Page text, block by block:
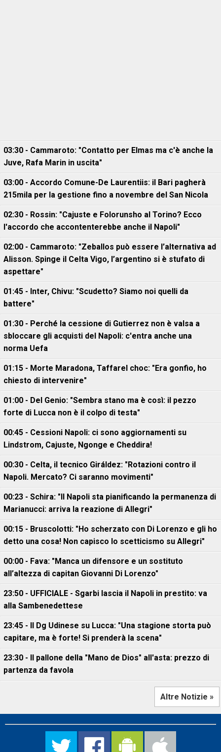
03:30 - Cammaroto: "Contatto per Elmas ma c'è anche la
Juve, Rafa Marin in uscita"
03:00 - Accordo Comune-De Laurentiis: il Bari pagherà
215mila per la gestione fino a novembre del San Nicola
02:30 - Rossin: "Cajuste e Folorunsho al Torino? Ecco
l'accordo che accontenterebbe anche il Napoli"
02:00 - Cammaroto: "Zeballos può essere l’alternativa ad
Alisson. Spinge il Celta Vigo, l’argentino si è stufato di
aspettare"
01:45 - Inter, Chivu: "Scudetto? Siamo noi quelli da
battere"
01:30 - Perché la cessione di Gutierrez non è valsa a
sbloccare gli acquisti del Napoli: c'entra anche una
norma Uefa
01:15 - Morte Maradona, Taffarel choc: "Era gonfio, ho
chiesto di intervenire"
01:00 - Del Genio: "Sembra stano ma è così: il pezzo
forte di Lucca non è il colpo di testa"
00:45 - Cessioni Napoli: ci sono aggiornamenti su
Lindstrom, Cajuste, Ngonge e Cheddira!
00:30 - Celta, il tecnico Giráldez: "Rotazioni contro il
Napoli. Mercato? Ci saranno movimenti"
00:23 - Schira: "Il Napoli sta pianificando la permanenza di
Marianucci: arriva la reazione di Allegri"
00:15 - Bruscolotti: "Ho scherzato con Di Lorenzo e gli ho
detto una cosa! Non capisco lo scetticismo su Allegri"
00:00 - Fava: "Manca un difensore e un sostituto
all’altezza di capitan Giovanni Di Lorenzo"
23:50 - UFFICIALE - Sgarbi lascia il Napoli in prestito: va
alla Sambenedettese
23:45 - Il Dg Udinese su Lucca: "Una stagione storta può
capitare, ma è forte! Si prenderà la scena"
23:30 - Il pallone della "Mano de Dios" all'asta: prezzo di
partenza da favola
Altre Notizie »